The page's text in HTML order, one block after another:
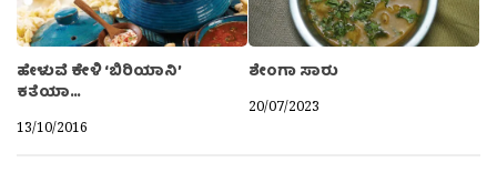
ಹೇಳುವೆ ಕೇಳಿ ‘ಬಿರಿಯಾನಿ’
ಕತೆಯಾ…
13/10/2016
ಶೇಂಗಾ ಸಾರು
20/07/2023